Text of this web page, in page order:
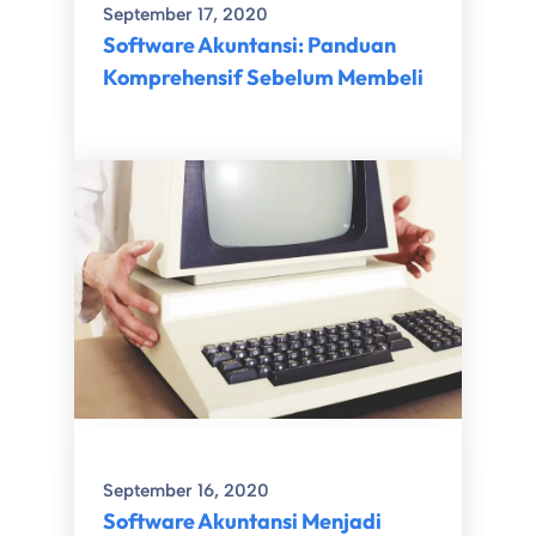
September 17, 2020
Software Akuntansi: Panduan
Komprehensif Sebelum Membeli
September 16, 2020
Software Akuntansi Menjadi